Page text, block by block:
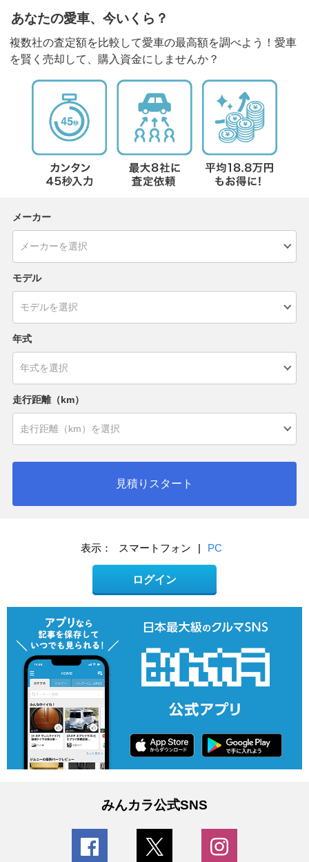
あなたの愛車、今いくら？
複数社の査定額を比較して愛車の最高額を調べよう！愛車
を賢く売却して、購入資金にしませんか？
メーカー
モデル
年式
走行距離（km）
見積りスタート
表示： スマートフォン | PC
ログイン
みんカラ公式SNS